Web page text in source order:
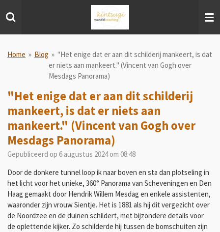
direct
hoofdinhoud
Home » Blog » "Het enige dat er aan dit schilderij mankeert, is dat
er niets aan mankeert." (Vincent van Gogh over
Mesdags Panorama)
"Het enige dat er aan dit schilderij
mankeert, is dat er niets aan
mankeert." (Vincent van Gogh over
Mesdags Panorama)
Gepubliceerd op 6 augustus 2024 om 08:48
Door de donkere tunnel loop ik naar boven en sta dan plotseling in
het licht voor het unieke, 360° Panorama van Scheveningen en Den
Haag gemaakt door Hendrik Willem Mesdag en enkele assistenten,
waaronder zijn vrouw Sientje. Het is 1881 als hij dit vergezicht over
de Noordzee en de duinen schildert, met bijzondere details voor
de oplettende kijker. Zo schilderde hij tussen de bomschuiten zijn